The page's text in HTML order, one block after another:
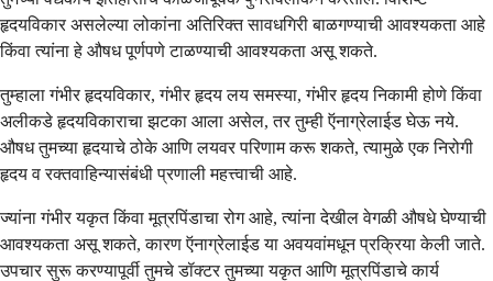
हृदयविकार असलेल्या लोकांना अतिरिक्त सावधगिरी बाळगण्याची आवश्यकता आहे
किंवा त्यांना हे औषध पूर्णपणे टाळण्याची आवश्यकता असू शकते.
तुम्हाला गंभीर हृदयविकार, गंभीर हृदय लय समस्या, गंभीर हृदय निकामी होणे किंवा
अलीकडे हृदयविकाराचा झटका आला असेल, तर तुम्ही ऍनाग्रेलाईड घेऊ नये.
औषध तुमच्या हृदयाचे ठोके आणि लयवर परिणाम करू शकते, त्यामुळे एक निरोगी
हृदय व रक्तवाहिन्यासंबंधी प्रणाली महत्त्वाची आहे.
ज्यांना गंभीर यकृत किंवा मूत्रपिंडाचा रोग आहे, त्यांना देखील वेगळी औषधे घेण्याची
आवश्यकता असू शकते, कारण ऍनाग्रेलाईड या अवयवांमधून प्रक्रिया केली जाते.
उपचार सुरू करण्यापूर्वी तुमचे डॉक्टर तुमच्या यकृत आणि मूत्रपिंडाचे कार्य